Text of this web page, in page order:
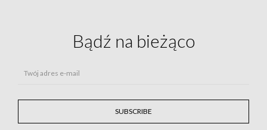
Bądź na bieżąco
Twój adres e-mail
SUBSCRIBE